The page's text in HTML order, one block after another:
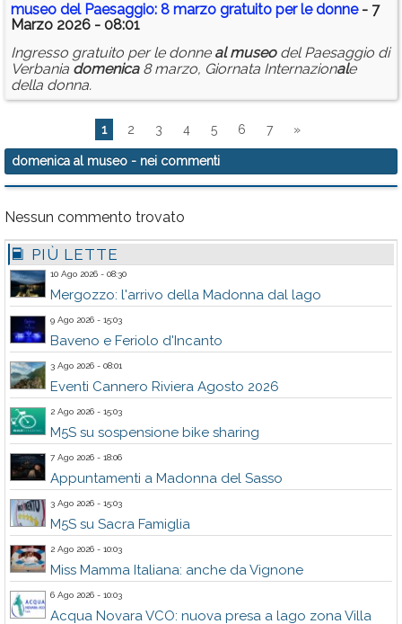
museo del Paesaggio: 8 marzo gratuito per le donne- 7
Marzo 2026 - 08:01
Ingresso gratuito per le donne al museodel Paesaggio di
Verbania domenica8 marzo, Giornata Internazionale
della donna.
1 2 3 4 5 6 7 »
domenica al museo - nei commenti
Nessun commento trovato
PIÙ LETTE
10 Ago 2026 - 08:30
Mergozzo: l'arrivo della Madonna dal lago
9 Ago 2026 - 15:03
Baveno e Feriolo d'Incanto
3 Ago 2026 - 08:01
Eventi Cannero Riviera Agosto 2026
2 Ago 2026 - 15:03
M5S su sospensione bike sharing
7 Ago 2026 - 18:06
Appuntamenti a Madonna del Sasso
3 Ago 2026 - 15:03
M5S su Sacra Famiglia
2 Ago 2026 - 10:03
Miss Mamma Italiana: anche da Vignone
6 Ago 2026 - 10:03
Acqua Novara VCO: nuova presa a lago zona Villa